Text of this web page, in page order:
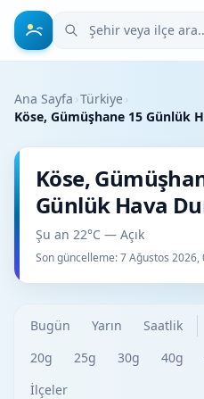
Şehir veya ilçe ara
Ana Sayfa ›Türkiye›
Köse, Gümüşhane 15 Günlük
Köse,
Günlük Hava
Şu an 22°C — Açık
Son güncelleme:7 Ağustos 2026,
Bugün Yarın Saatlik
20g
25g 30g 40g
İlçeler